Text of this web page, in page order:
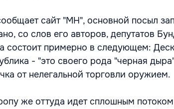
сайт "МН", основной посыл
со слов его авторов, депутатов
состоит примерно в следующем:
- "это своего рода "черная
от нелегальной торговли оружием.
же оттуда идет сплошным